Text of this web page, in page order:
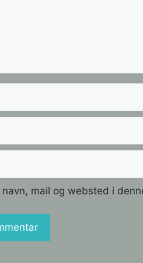
navn, mail og websted i